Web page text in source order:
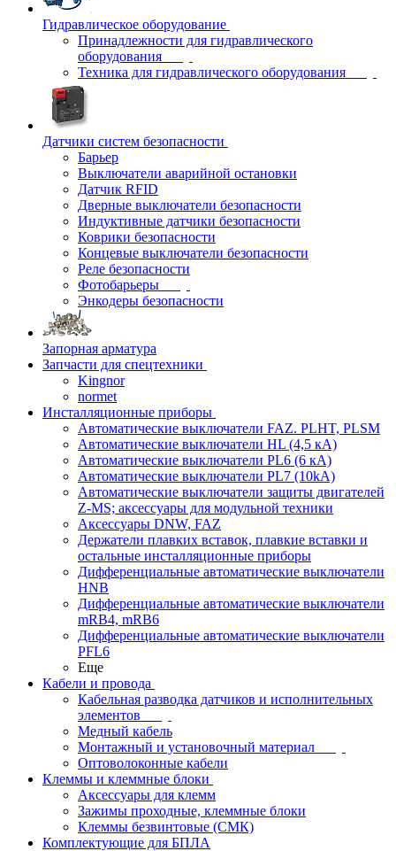
Гидравлическое оборудование
Принадлежности для гидравлического
оборудования
Техника для гидравлического оборудования
Датчики систем безопасности
Барьер
Выключатели аварийной остановки
Датчик RFID
Дверные выключатели безопасности
Индуктивные датчики безопасности
Коврики безопасности
Концевые выключатели безопасности
Реле безопасности
Фотобарьеры
Энкодеры безопасности
Запорная арматура
Запчасти для спецтехники
Kingnor
normet
Инсталляционные приборы
Автоматические выключатели FAZ. PLHT, PLSM
Автоматические выключатели HL (4,5 кА)
Автоматические выключатели PL6 (6 кА)
Автоматические выключатели PL7 (10kA)
Автоматические выключатели защиты двигателей
Z-MS; аксессуары для модульной техники
Аксессуары DNW, FAZ
Держатели плавких вставок, плавкие вставки и
остальные инсталляционные приборы
Дифференциальные автоматические выключатели
HNB
Дифференциальные автоматические выключатели
mRB4, mRB6
Дифференциальные автоматические выключатели
PFL6
Еще
Кабели и провода
Кабельная разводка датчиков и исполнительных
элементов
Медный кабель
Монтажный и установочный материал
Оптоволоконные кабели
Клеммы и клеммные блоки
Аксессуары для клемм
Зажимы проходные, клеммные блоки
Клеммы безвинтовые (СМК)
Комплектующие для БПЛА